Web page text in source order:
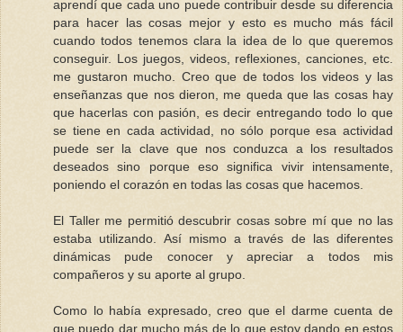
aprendí que cada uno puede contribuir desde su diferencia
para hacer las cosas mejor y esto es mucho más fácil
cuando todos tenemos clara la idea de lo que queremos
conseguir. Los juegos, videos, reflexiones, canciones, etc.
me gustaron mucho. Creo que de todos los videos y las
enseñanzas que nos dieron, me queda que las cosas hay
que hacerlas con pasión, es decir entregando todo lo que
se tiene en cada actividad, no sólo porque esa actividad
puede ser la clave que nos conduzca a los resultados
deseados sino porque eso significa vivir intensamente,
poniendo el corazón en todas las cosas que hacemos.
El Taller me permitió descubrir cosas sobre mí que no las
estaba utilizando. Así mismo a través de las diferentes
dinámicas pude conocer y apreciar a todos mis
compañeros y su aporte al grupo.
Como lo había expresado, creo que el darme cuenta de
que puedo dar mucho más de lo que estoy dando en estos